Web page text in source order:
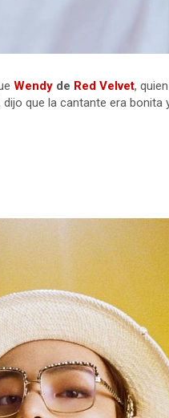
Wendy de Red Velvet,
que la cantante era bonita